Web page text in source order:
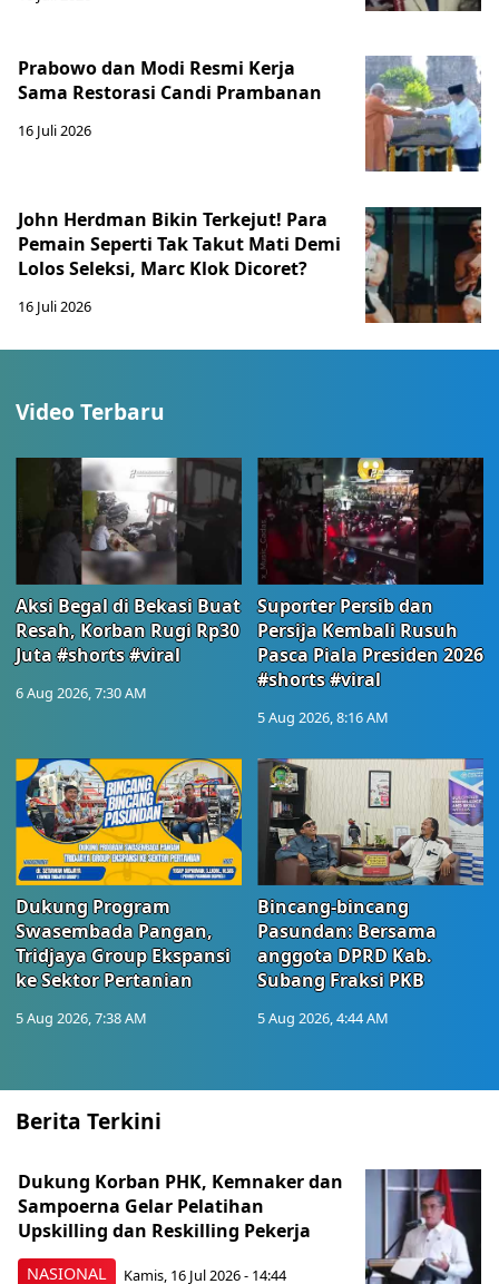
Prabowo dan Modi Resmi Kerja
Sama Restorasi Candi Prambanan
16 Juli 2026
John Herdman Bikin Terkejut! Para
Pemain Seperti Tak Takut Mati Demi
Lolos Seleksi, Marc Klok Dicoret?
16 Juli 2026
Video Terbaru
Aksi Begal di Bekasi Buat
Resah, Korban Rugi Rp30
Juta #shorts #viral
6 Aug 2026, 7:30 AM
Suporter Persib dan
Persija Kembali Rusuh
Pasca Piala Presiden 2026
#shorts #viral
5 Aug 2026, 8:16 AM
Dukung Program
Swasembada Pangan,
Tridjaya Group Ekspansi
ke Sektor Pertanian
5 Aug 2026, 7:38 AM
Bincang-bincang
Pasundan: Bersama
anggota DPRD Kab.
Subang Fraksi PKB
5 Aug 2026, 4:44 AM
Berita Terkini
NASIONAL
Dukung Korban PHK, Kemnaker dan
Sampoerna Gelar Pelatihan
Upskilling dan Reskilling Pekerja
Kamis, 16 Jul 2026 - 14:44